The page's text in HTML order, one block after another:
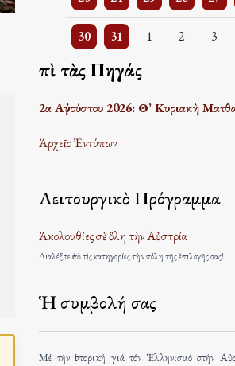
30
3 events 31
One event1
One event2
One event3
One
Ἐπὶ τὰς Πηγάς
2α Αὐγούστου 2026: Θ’ Κυριακὴ
Ἀρχεῖο Ἐντύπων
Λειτουργικὸ Πρόγραμμα
Ἀκολουθίες σὲ ὅλη τὴν Αὐστρία
Διαλέξτε ἀπὸ τὶς κατηγορίες τὴν πόλη τῆς ἐπιλογῆς σας!
Ἡ συμβολή σας
Μέ τήν ἱστορική γιά τόν Ἑλληνισμό στήν